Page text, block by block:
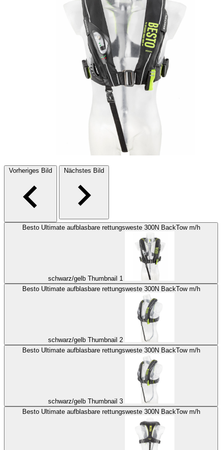
Vorheriges Bild Nächstes Bild
Besto Ultimate aufblasbare rettungsweste 300N BackTow m/h
schwarz/gelb Thumbnail 1
Besto Ultimate aufblasbare rettungsweste 300N BackTow m/h
schwarz/gelb Thumbnail 2
Besto Ultimate aufblasbare rettungsweste 300N BackTow m/h
schwarz/gelb Thumbnail 3
Besto Ultimate aufblasbare rettungsweste 300N BackTow m/h